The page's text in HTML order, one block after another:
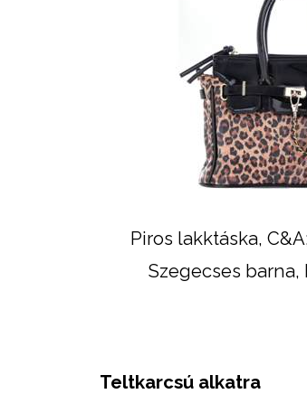
Piros lakktáska,
Szegecses
Teltkarcsú alkatra